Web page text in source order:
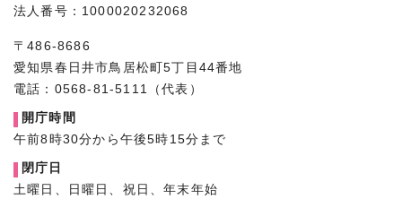
法人番号：1000020232068
〒486-8686
愛知県春日井市鳥居松町5丁目44番地
電話：0568-81-5111（代表）
開庁時間
午前8時30分から午後5時15分まで
閉庁日
土曜日、日曜日、祝日、年末年始